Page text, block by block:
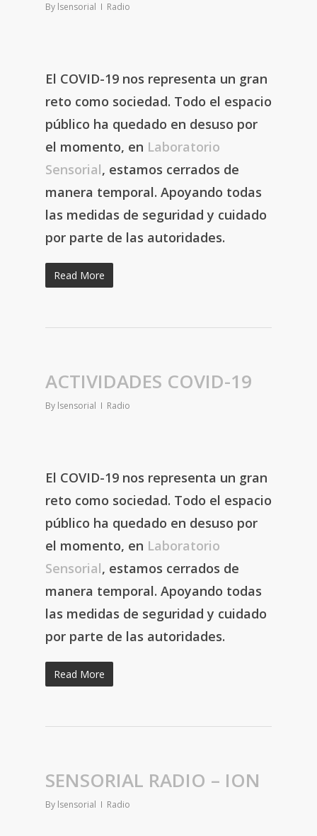
By lsensorial Radio
El COVID-19 nos representa un gran
reto como sociedad. Todo el espacio
público ha quedado en desuso por
el momento, en Laboratorio
Sensorial, estamos cerrados de
manera temporal. Apoyando todas
las medidas de seguridad y cuidado
por parte de las autoridades.
Read More
ACTIVIDADES COVID-19
By lsensorial Radio
El COVID-19 nos representa un gran
reto como sociedad. Todo el espacio
público ha quedado en desuso por
el momento, en Laboratorio
Sensorial, estamos cerrados de
manera temporal. Apoyando todas
las medidas de seguridad y cuidado
por parte de las autoridades.
Read More
SENSORIAL RADIO – ION
By lsensorial Radio